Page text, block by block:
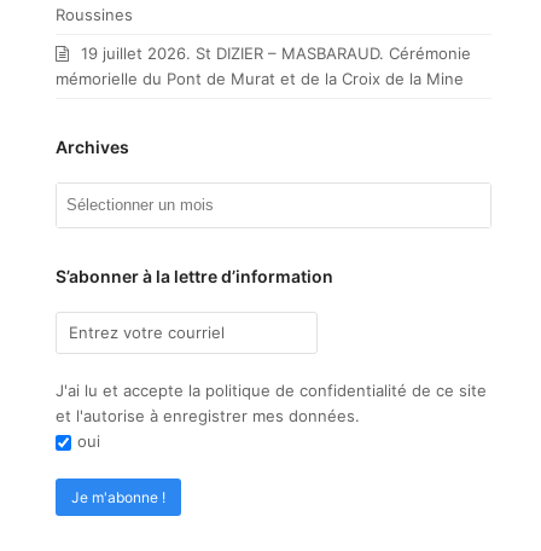
Roussines
19 juillet 2026. St DIZIER – MASBARAUD. Cérémonie
mémorielle du Pont de Murat et de la Croix de la Mine
Archives
S’abonner à la lettre d’information
J'ai lu et accepte la politique de confidentialité de ce site
et l'autorise à enregistrer mes données.
oui